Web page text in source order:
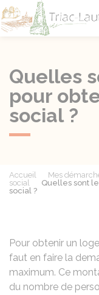
Quelles
pour
social ?
Accueil Mes
social
Quelles sont
social ?
Pour obtenir un
faut en faire la
maximum. Ce
du nombre de